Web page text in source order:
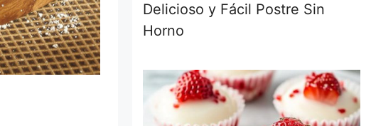
Delicioso y Fácil Postre Sin
Horno